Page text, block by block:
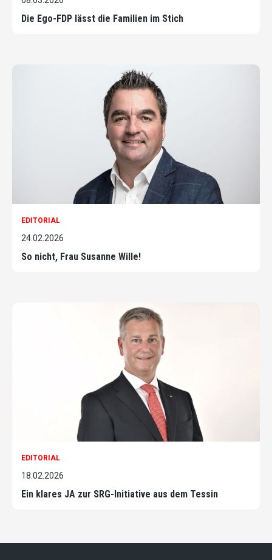
Die Ego-FDP lässt die Familien im Stich
EDITORIAL
24.02.2026
So nicht, Frau Susanne Wille!
EDITORIAL
18.02.2026
Ein klares JA zur SRG-Initiative aus dem Tessin